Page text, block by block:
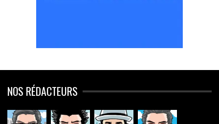
NOS RÉDACTEURS